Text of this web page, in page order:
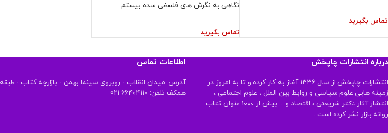
تماس بگیرید
نگاهی به نگرش های فلسفی سده بیستم
تماس بگیرید
درباره انتشارات چاپخش
انتشارات چاپخش از سال ۱۳۳۶ آغاز به کار کرده و تا به امروز در
زمینه هایی علوم سیاسی و روابط بین الملل ، علوم اجتماعی ،
انتشار آثار دکتر شریعتی ، اقتصاد و ... بیش از ۱۰۰۰ عنوان کتاب
روانه بازار نشر کرده است .
اطلاعات تماس
آدرس: میدان انقلاب - روبروی سینما بهمن - بازارچه کتاب - طبقه
همکف تلفن: ۶۶۴۰۴۱۱۰ 021